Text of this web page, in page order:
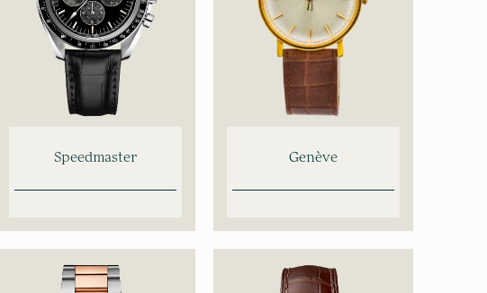
Speedmaster Genève